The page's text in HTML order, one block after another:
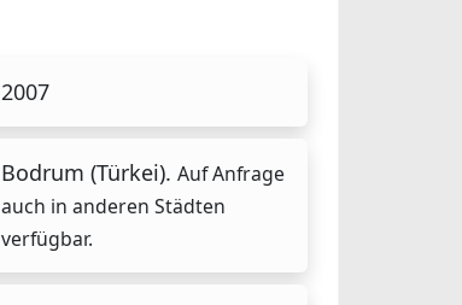
2007
Bodrum (Türkei). Auf Anfrage
auch in anderen Städten
verfügbar.